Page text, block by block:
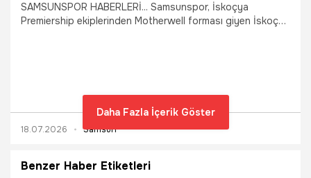
SAMSUNSPOR HABERLERİ... Samsunspor, İskoçya
Premiership ekiplerinden Motherwell forması giyen İskoç
18.07.2026 Samsun
Daha Fazla İçerik Göster
Benzer Haber Etiketleri